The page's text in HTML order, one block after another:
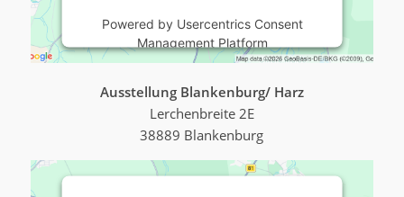
Powered by Usercentrics Consent
Management Platform
Ausstellung Blankenburg/ Harz
Lerchenbreite 2E
38889 Blankenburg